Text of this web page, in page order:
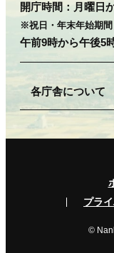
開庁時間： 月曜日
※祝日・年末年始期間
午前9時から午後5
各庁舎について
プラ
©